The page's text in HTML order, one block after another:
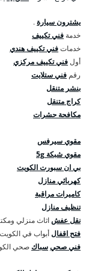
يشترون سيارة.
خدمة فني تكييف
خدماتفني تكييف هندي
أولفني تكييف مركزي
رقم فني ستلايت
بنشر متنقل
كراج متنقل
مكافحة حشرات
مقوي سيرفس
مقوي شبكة 5g
بي ان سبورت الكويت
كهربائي منازل
كاميرات مراقبة
تنظيف منازل
نقل عفشاثاث منزلي
فتح اقفالأبواب في الكويت
فني صحيسباك صحي